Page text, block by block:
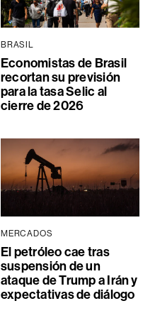
BRASIL
Economistas de Brasil
recortan su previsión
para la tasa Selic al
cierre de 2026
MERCADOS
El petróleo cae tras
suspensión de un
ataque de Trump a Irán y
expectativas de diálogo